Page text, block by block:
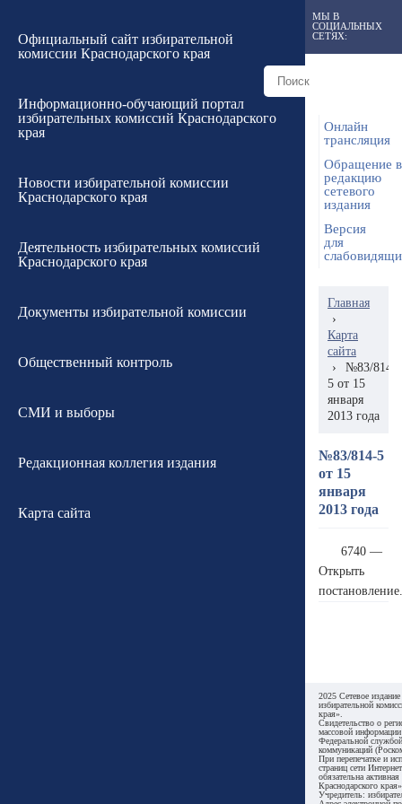
Официальный сайт избирательной
комиссии Краснодарского края
Информационно-обучающий портал
избирательных комиссий Краснодарского
края
Новости избирательной комиссии
Краснодарского края
Деятельность избирательных комиссий
Краснодарского края
Документы избирательной комиссии
Общественный контроль
СМИ и выборы
Редакционная коллегия издания
Карта сайта
МЫ В
СОЦИАЛЬНЫХ
СЕТЯХ:
Онлайн
трансляция
Обращение в
редакцию
сетевого
издания
Версия
для
Главная
›
Карта
сайта
›
№83/814-
5 от 15
января
2013 года
№83/814-5
от 15
января
2013 года
6740 —
Открыть
2025 Сетевое
избирательной
края».
Свидетельство о
массовой
Федеральной
коммуникаций
При перепечатке и
страниц сети Интернет
обязательна
Краснодарского
Учредитель: